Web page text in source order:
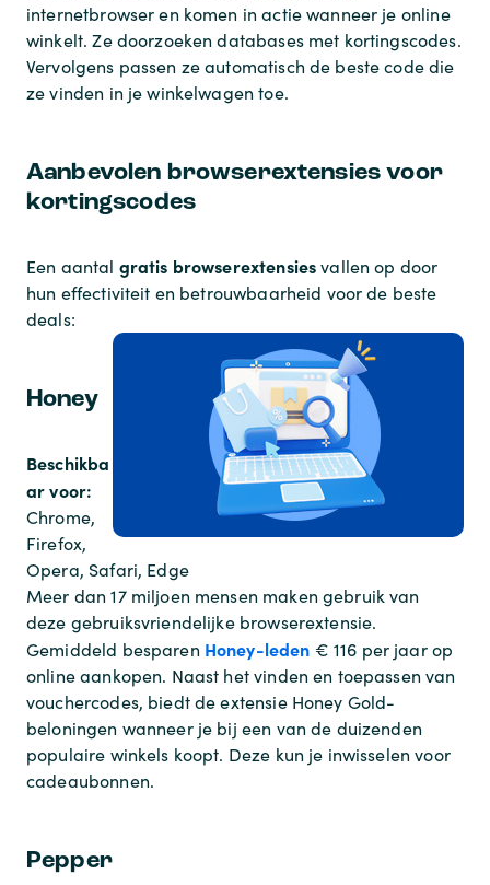
internetbrowser en komen in actie wanneer je online
winkelt. Ze doorzoeken databases met kortingscodes.
Vervolgens passen ze automatisch de beste code die
ze vinden in je winkelwagen toe.
Aanbevolen browserextensies voor
kortingscodes
Een aantal gratis browserextensiesvallen op door
hun effectiviteit en betrouwbaarheid voor de beste
deals:
Honey
Beschikba
ar voor:
Chrome,
Firefox,
Opera, Safari, Edge
Meer dan 17 miljoen mensen maken gebruik van
deze gebruiksvriendelijke browserextensie.
Gemiddeld besparen Honey-leden € 116 per jaar op
online aankopen. Naast het vinden en toepassen van
vouchercodes, biedt de extensie Honey Gold-
beloningen wanneer je bij een van de duizenden
populaire winkels koopt. Deze kun je inwisselen voor
cadeaubonnen.
Pepper